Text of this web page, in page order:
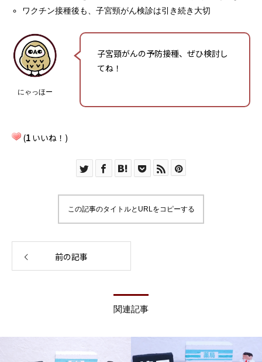
ワクチン接種後も、子宮頸がん検診は引き続き大切
にゃっほー
子宮頸がんの予防接種、ぜひ検討し
てね！
(1 いいね！)
この記事のタイトルとURLをコピーする
前の記事
関連記事